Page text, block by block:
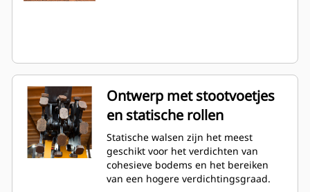
Ontwerp met stootvoetjes
en statische rollen
Statische walsen zijn het meest
geschikt voor het verdichten van
cohesieve bodems en het bereiken
van een hogere verdichtingsgraad.